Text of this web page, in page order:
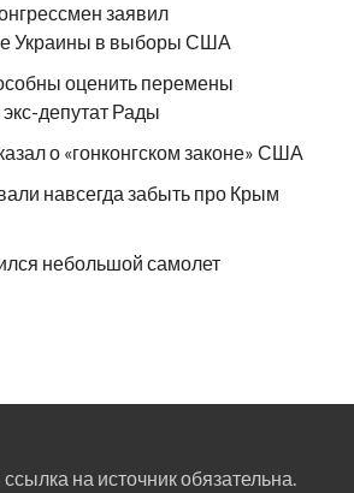
заявил
Украины в выборы США
оценить перемены
депутат Рады
о «гонконгском законе» США
навсегда забыть про Крым
небольшой самолет
на источник обязательна.